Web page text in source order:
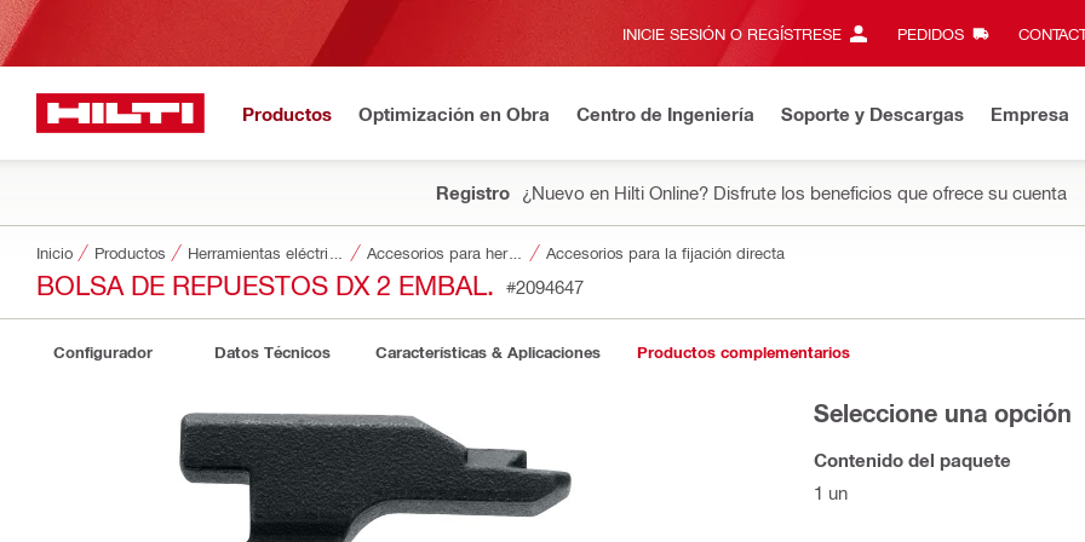
INICIE SESIÓN O REGÍSTRESE PEDIDOS
Productos Optimización en Obra Centro de Ingeniería Soporte y Descargas Empresa
Registro ¿Nuevo en Hilti Online? Disfrute los beneficios que ofrece su cuenta
Inicio Productos Accesorios para herramientas Accesorios para la fijación directa
BOLSA DE REPUESTOS DX 2 EMBAL. #2094647
Configurador Datos Técnicos Características & Aplicaciones Productos complementarios
Seleccione una opción
Contenido del paquete
1 un